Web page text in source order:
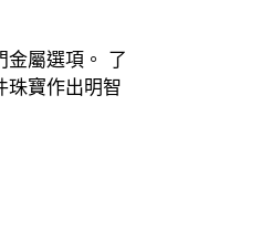
金屬選項。 了
珠寶作出明智